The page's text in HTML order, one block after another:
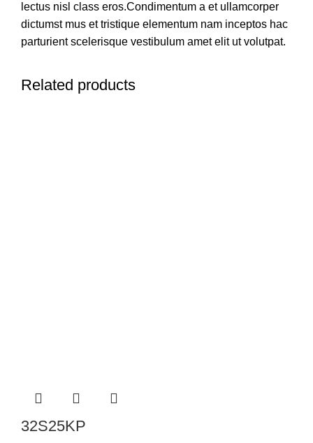
lectus nisl class eros.Condimentum a et ullamcorper
dictumst mus et tristique elementum nam inceptos hac
parturient scelerisque vestibulum amet elit ut volutpat.
Related products
32S25KP